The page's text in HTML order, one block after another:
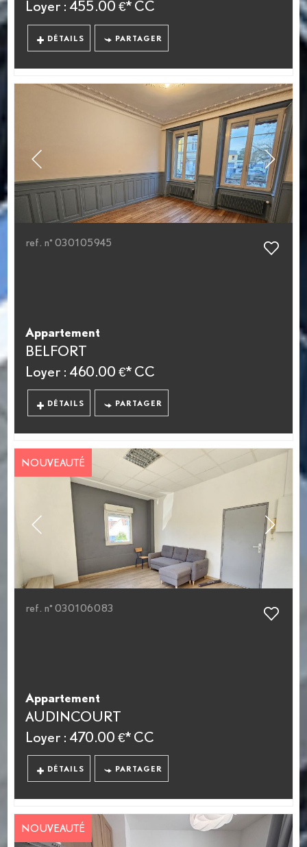
Loyer : 455.00 €* CC
DÉTAILS PARTAGER
ref. n° 030105945
Appartement
BELFORT
Loyer : 460.00 €* CC
DÉTAILS PARTAGER
NOUVEAUTÉ
ref. n° 030106083
Appartement
AUDINCOURT
Loyer : 470.00 €* CC
DÉTAILS PARTAGER
NOUVEAUTÉ